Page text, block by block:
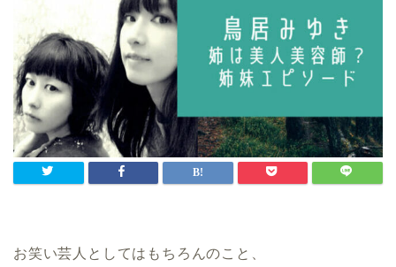
お笑い芸人としてはもちろんのこと、